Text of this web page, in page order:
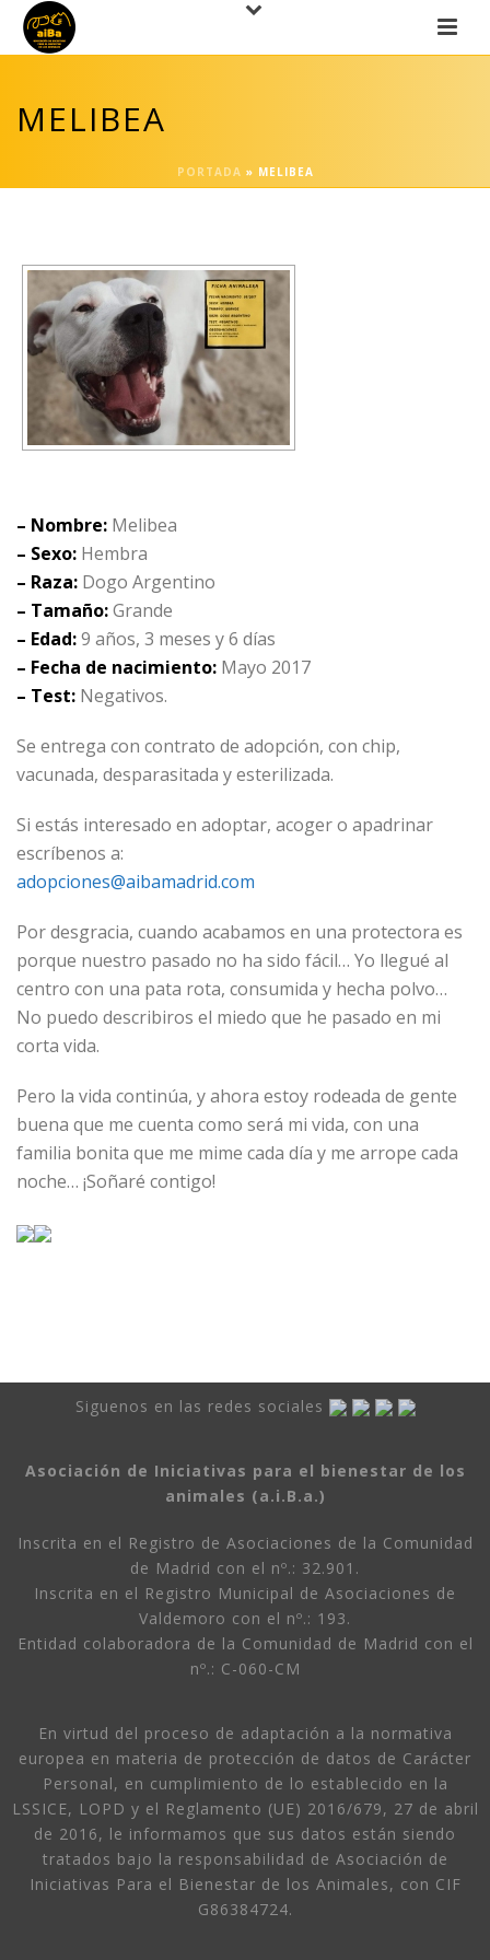
MELIBEA
PORTADA » MELIBEA
– Nombre: Melibea
– Sexo: Hembra
– Raza: Dogo Argentino
– Tamaño:Grande
– Edad:9 años, 3 meses y 6 días
– Fecha de nacimiento: Mayo 2017
– Test: Negativos.
Se entrega con contrato de adopción, con chip,
vacunada, desparasitada y esterilizada.
Si estás interesado en adoptar, acoger o apadrinar
escríbenos a:
adopciones@aibamadrid.com
Por desgracia, cuando acabamos en una protectora es
porque nuestro pasado no ha sido fácil… Yo llegué al
centro con una pata rota, consumida y hecha polvo…
No puedo describiros el miedo que he pasado en mi
corta vida.
Pero la vida continúa, y ahora estoy rodeada de gente
buena que me cuenta como será mi vida, con una
familia bonita que me mime cada día y me arrope cada
noche… ¡Soñaré contigo!
Siguenos en las redes sociales
Asociación de Iniciativas para el bienestar de los
animales (a.i.B.a.)
Inscrita en el Registro de Asociaciones de la Comunidad
de Madrid con el nº.: 32.901.
Inscrita en el Registro Municipal de Asociaciones de
Valdemoro con el nº.: 193.
Entidad colaboradora de la Comunidad de Madrid con el
nº.: C-060-CM
En virtud del proceso de adaptación a la normativa
europea en materia de protección de datos de Carácter
Personal, en cumplimiento de lo establecido en la
LSSICE, LOPD y el Reglamento (UE) 2016/679, 27 de abril
de 2016, le informamos que sus datos están siendo
tratados bajo la responsabilidad de Asociación de
Iniciativas Para el Bienestar de los Animales, con CIF
G86384724.